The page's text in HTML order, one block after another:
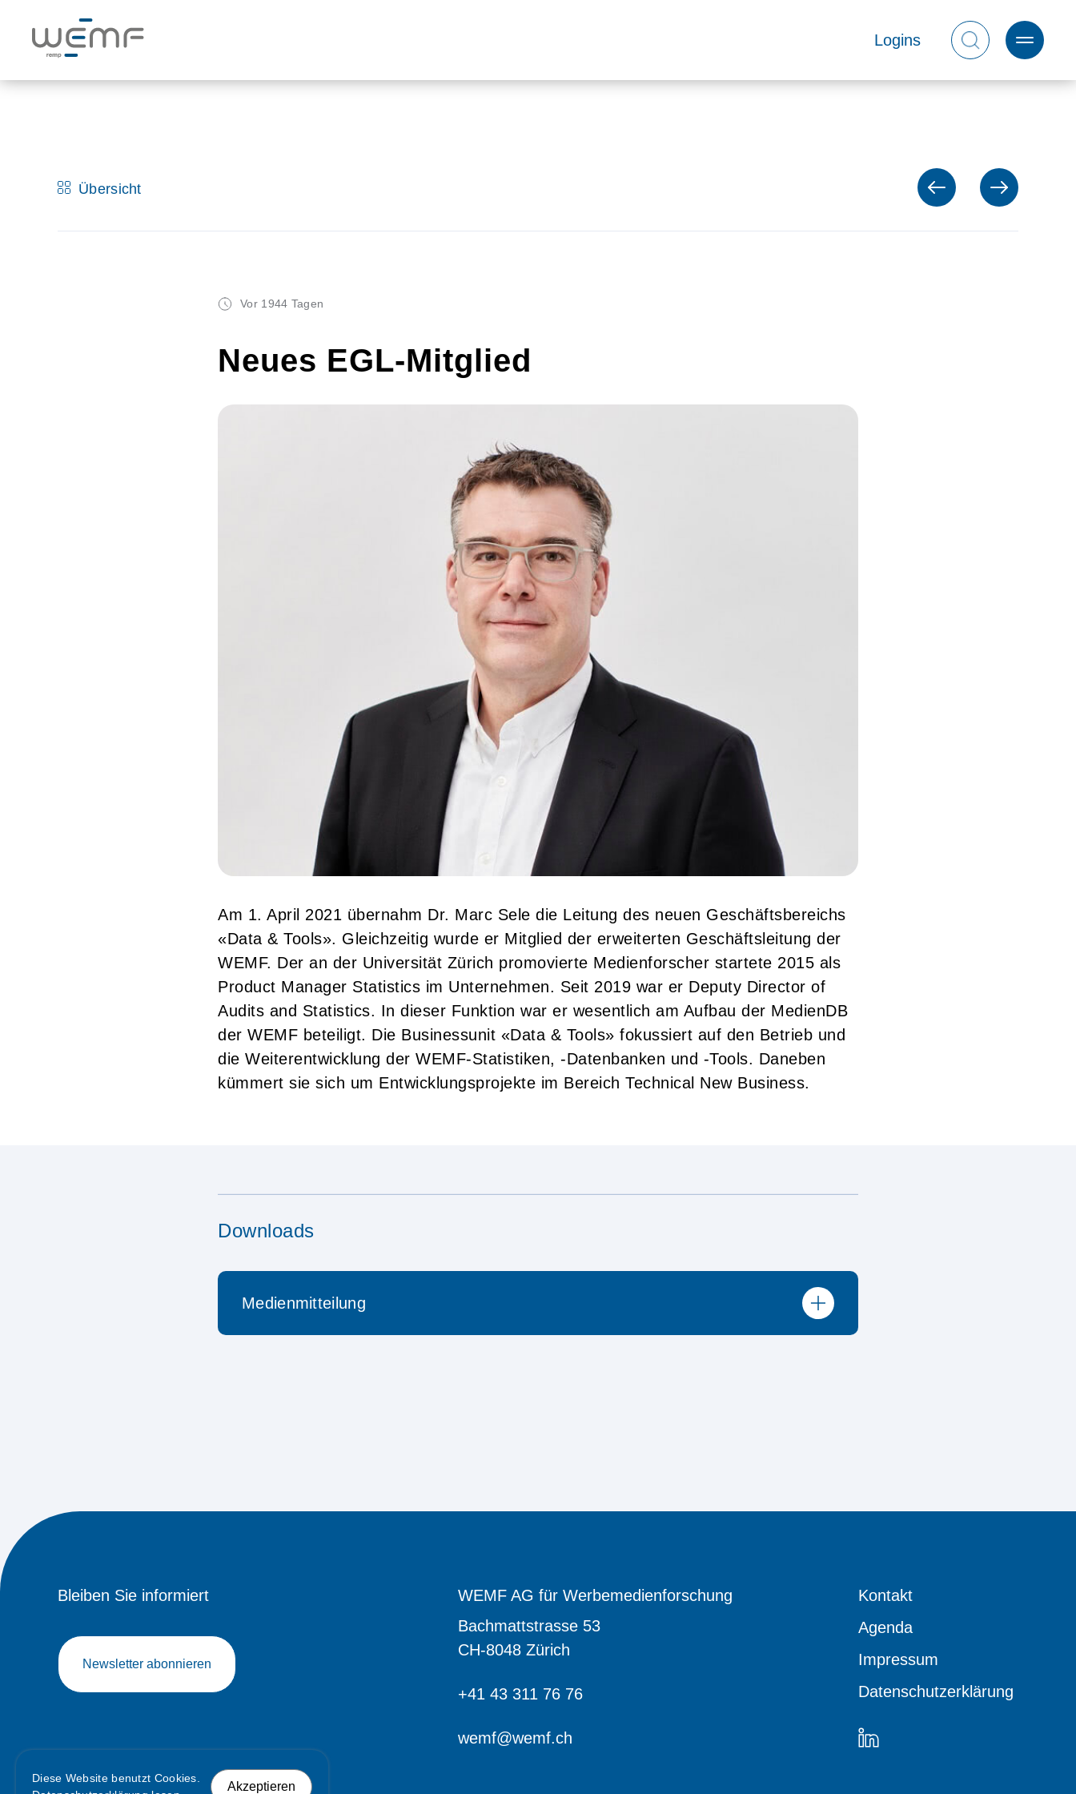
Logins
Übersicht
Vor 1944 Tagen
Neues EGL-Mitglied
Am 1. April 2021 übernahm Dr. Marc Sele die Leitung des neuen Geschäftsbereichs
«Data & Tools». Gleichzeitig wurde er Mitglied der erweiterten Geschäftsleitung der
WEMF. Der an der Universität Zürich promovierte Medienforscher startete 2015 als
Product Manager Statistics im Unternehmen. Seit 2019 war er Deputy Director of
Audits and Statistics. In dieser Funktion war er wesentlich am Aufbau der MedienDB
der WEMF beteiligt. Die Businessunit «Data & Tools» fokussiert auf den Betrieb und
die Weiterentwicklung der WEMF-Statistiken, -Datenbanken und -Tools. Daneben
kümmert sie sich um Entwicklungsprojekte im Bereich Technical New Business.
Downloads
Medienmitteilung
Bleiben Sie informiert
Newsletter abonnieren
WEMF AG für Werbemedienforschung
Bachmattstrasse 53
CH-8048 Zürich
+41 43 311 76 76
wemf@wemf.ch
Kontakt
Agenda
Impressum
Datenschutzerklärung
Diese Website benutzt Cookies.
Akzeptieren